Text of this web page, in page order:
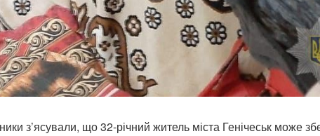
з’ясували, що 32-річний житель міста Генічеськ може